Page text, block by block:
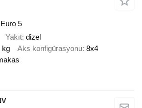
Euro 5
Yakıt dizel
kg Aks konfigürasyonu 8x4